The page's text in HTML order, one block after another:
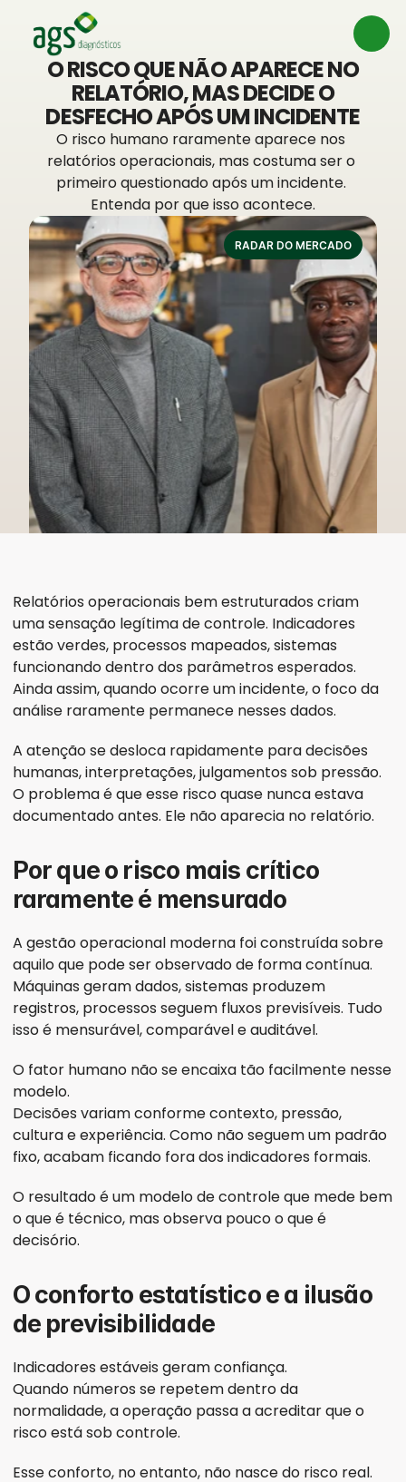
O RISCO QUE NÃO APARECE NO
RELATÓRIO, MAS DECIDE O
DESFECHO APÓS UM INCIDENTE
O risco humano raramente aparece nos
relatórios operacionais, mas costuma ser o
primeiro questionado após um incidente.
Entenda por que isso acontece.
RADAR DO MERCADO
Relatórios operacionais bem estruturados criam
uma sensação legítima de controle. Indicadores
estão verdes, processos mapeados, sistemas
funcionando dentro dos parâmetros esperados.
Ainda assim, quando ocorre um incidente, o foco da
análise raramente permanece nesses dados.
A atenção se desloca rapidamente para decisões
humanas, interpretações, julgamentos sob pressão.
O problema é que esse risco quase nunca estava
documentado antes. Ele não aparecia no relatório.
Por que o risco mais crítico
raramente é mensurado
A gestão operacional moderna foi construída sobre
aquilo que pode ser observado de forma contínua.
Máquinas geram dados, sistemas produzem
registros, processos seguem fluxos previsíveis. Tudo
isso é mensurável, comparável e auditável.
O fator humano não se encaixa tão facilmente nesse
modelo.
Decisões variam conforme contexto, pressão,
cultura e experiência. Como não seguem um padrão
fixo, acabam ficando fora dos indicadores formais.
O resultado é um modelo de controle que mede bem
o que é técnico, mas observa pouco o que é
decisório.
O conforto estatístico e a ilusão
de previsibilidade
Indicadores estáveis geram confiança.
Quando números se repetem dentro da
normalidade, a operação passa a acreditar que o
risco está sob controle.
Esse conforto, no entanto, não nasce do risco real.